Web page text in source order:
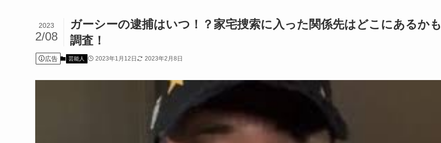
ガーシーの逮捕はいつ！？家宅捜索に入った関係先はどこにあるかも
調査！
2023
2/08
広告 芸能人 2023年1月12日 2023年2月8日